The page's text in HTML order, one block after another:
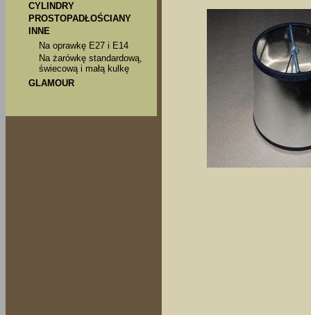
CYLINDRY
PROSTOPADŁOŚCIANY
INNE
Na oprawkę E27 i E14
Na żarówkę standardową,
świecową i małą kulkę
GLAMOUR